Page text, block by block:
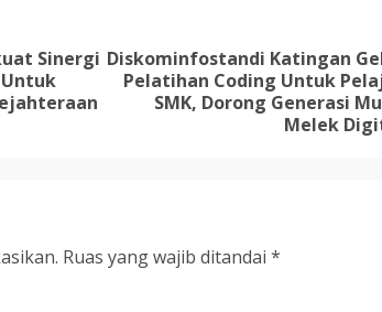
Previous
Sinergi
Next
Diskominfostandi Katingan
Pelatihan Coding Untuk
SMK, Dorong Generasi
Melek
Ruas yang wajib ditandai *